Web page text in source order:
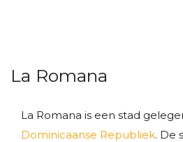
La Romana
La Romana is een stad
Dominicaanse Republiek. De